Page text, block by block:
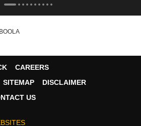
CAREERS
SITEMAP
DISCLAIMER
US